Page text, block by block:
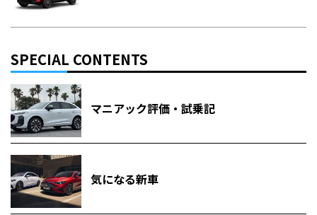
SPECIAL CONTENTS
マニアック評価・試乗記
気になる新車